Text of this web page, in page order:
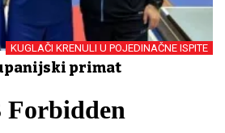
KUGLAČI KRENULI U POJEDINAČNE ISPITE
primat